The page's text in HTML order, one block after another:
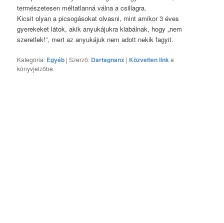
természetesen méltatlanná válna a csillagra.
Kicsit olyan a picsogásokat olvasni, mint amikor 3 éves
gyerekeket látok, akik anyukájukra kiabálnak, hogy „nem
szeretlek!”, mert az anyukájuk nem adott nekik fagyit.
Kategória: Egyéb | Szerző: Dartagnanx | Közvetlen linka
könyvjelzőbe.